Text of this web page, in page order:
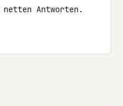
netten Antworten.